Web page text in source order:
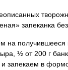
запеканка
на получившееся
½ от 200 г
запекаем в